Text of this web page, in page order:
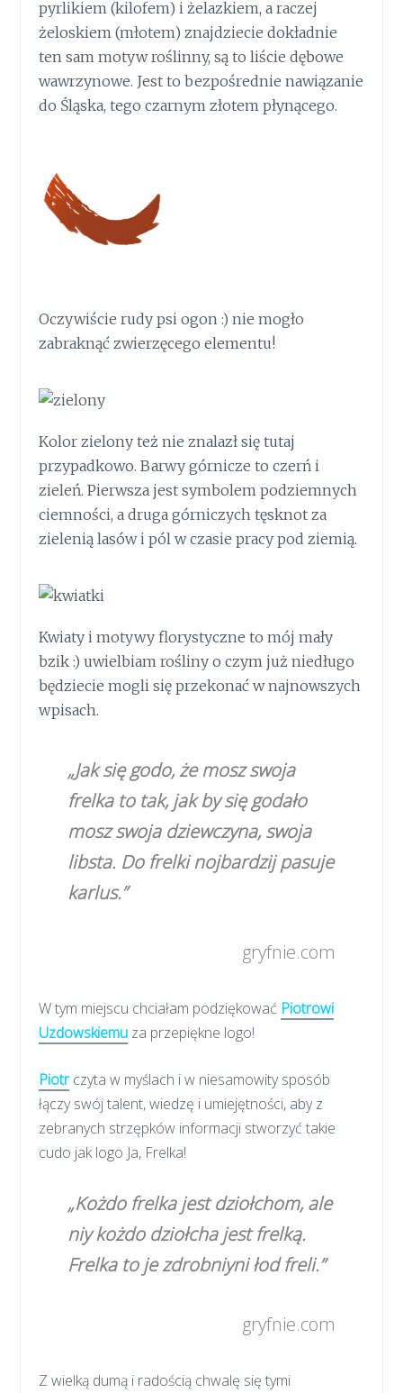
pyrlikiem (kilofem) i żelazkiem, a raczej
żeloskiem (młotem) znajdziecie dokładnie
ten sam motyw roślinny, są to liście dębowe
wawrzynowe. Jest to bezpośrednie nawiązanie
do Śląska, tego czarnym złotem płynącego.
Oczywiście rudy psi ogon :) nie mogło
zabraknąć zwierzęcego elementu!
Kolor zielony też nie znalazł się tutaj
przypadkowo. Barwy górnicze to czerń i
zieleń. Pierwsza jest symbolem podziemnych
ciemności, a druga górniczych tęsknot za
zielenią lasów i pól w czasie pracy pod ziemią.
Kwiaty i motywy florystyczne to mój mały
bzik :) uwielbiam rośliny o czym już niedługo
będziecie mogli się przekonać w najnowszych
wpisach.
„Jak się godo, że mosz swoja
frelka to tak, jak by się godało
mosz swoja dziewczyna, swoja
libsta. Do frelki nojbardzij pasuje
karlus.”
gryfnie.com
W tym miejscu chciałam podziękować Piotrowi
Uzdowskiemu za przepiękne logo!
Piotrczyta w myślach i w niesamowity sposób
łączy swój talent, wiedzę i umiejętności, aby z
zebranych strzępków informacji stworzyć takie
cudo jak logo Ja, Frelka!
„Kożdo frelka jest dziołchom, ale
niy kożdo dziołcha jest frelką.
Frelka to je zdrobniyni łod freli.”
gryfnie.com
Z wielką dumą i radością chwalę się tymi